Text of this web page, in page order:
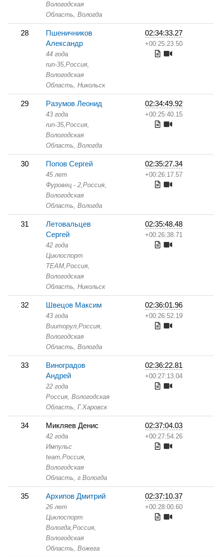
Вологодская
Область, Вологда
28
Пшеничников
Александр
44 года
run-35,Россия,
Вологодская
Область, Никольск
02:34:33.27
+00:25:23.50
29 Разумов Леонид
43 года
run-35,Россия,
Вологодская
Область, Вологда
02:34:49.92
+00:25:40.15
30 Попов Сергей
45 лет
Фуровец - 2,Россия,
Вологодская
Область, Вологда
02:35:27.34
+00:26:17.57
31
Летовальцев
Сергей
42 года
Циклоспорт
TEAM,Россия,
Вологодская
Область, Никольск
02:35:48.48
+00:26:38.71
32 Швецов Максим
43 года
Вииторул,Россия,
Вологодская
Область, Вологда
02:36:01.96
+00:26:52.19
33
Виноградов
Андрей
22 года
Россия, Вологодская
Область, Г.Харовск
02:36:22.81
+00:27:13.04
34 Микляев Денис
42 года
Импульс
team,Россия,
Вологодская
Область, г.Вологда
02:37:04.03
+00:27:54.26
35 Архипов Дмитрий
26 лет
Циклоспорт
Вологда,Россия,
Вологодская
Область, Вожега
02:37:10.37
+00:28:00.60